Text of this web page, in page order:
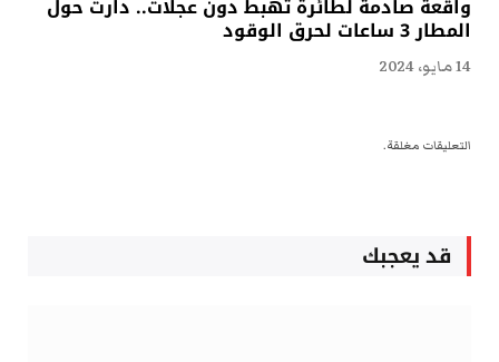
المطار 3 ساعات لحرق الوقود
14 مايو، 2024
التعليقات مغلقة.
قد يعجبك